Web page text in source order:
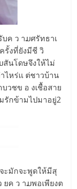
บค ว าມศรัทธาเ
รั้งที่ยังมีชี วิ
สันโดษจึงให้ไม่
หร่เเ ต่ชาวบ้าน
วชข อ งเชื้อสาย
รักข้ามไปมาอยู่2
ะมักจะพูดให้มีสุ
ค ว าມพอเพียงต